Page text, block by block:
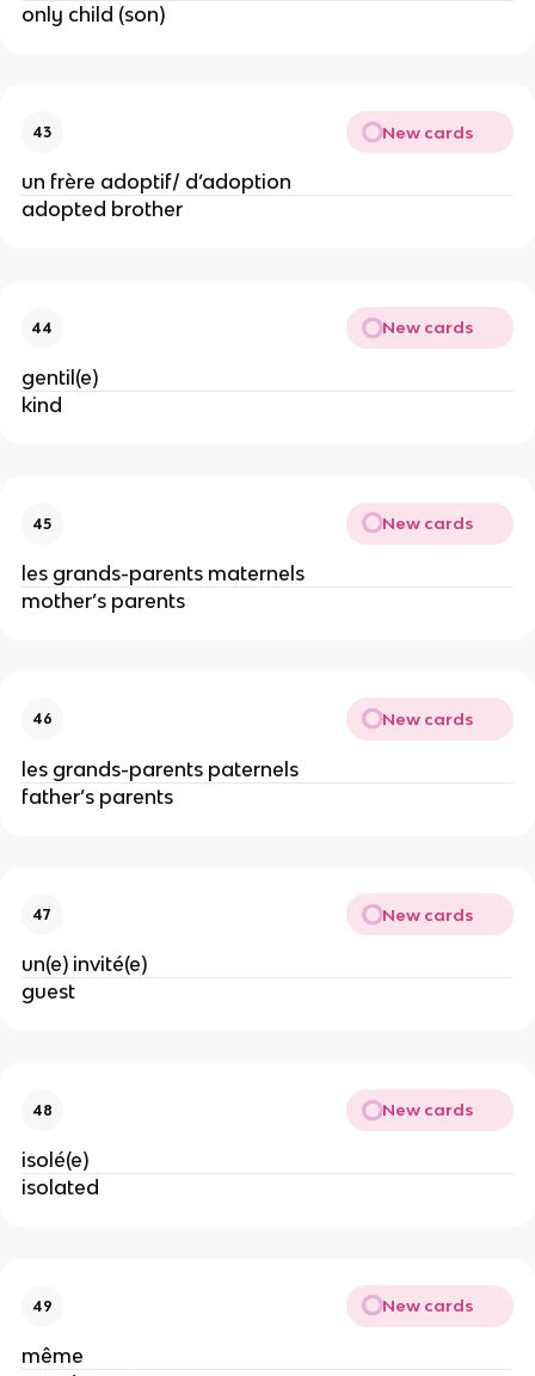
only child (son)
43 New cards
un frère adoptif/ d’adoption
adopted brother
44 New cards
gentil(e)
kind
45 New cards
les grands-parents maternels
mother’s parents
46 New cards
les grands-parents paternels
father’s parents
47 New cards
un(e) invité(e)
guest
48 New cards
isolé(e)
isolated
49 New cards
même